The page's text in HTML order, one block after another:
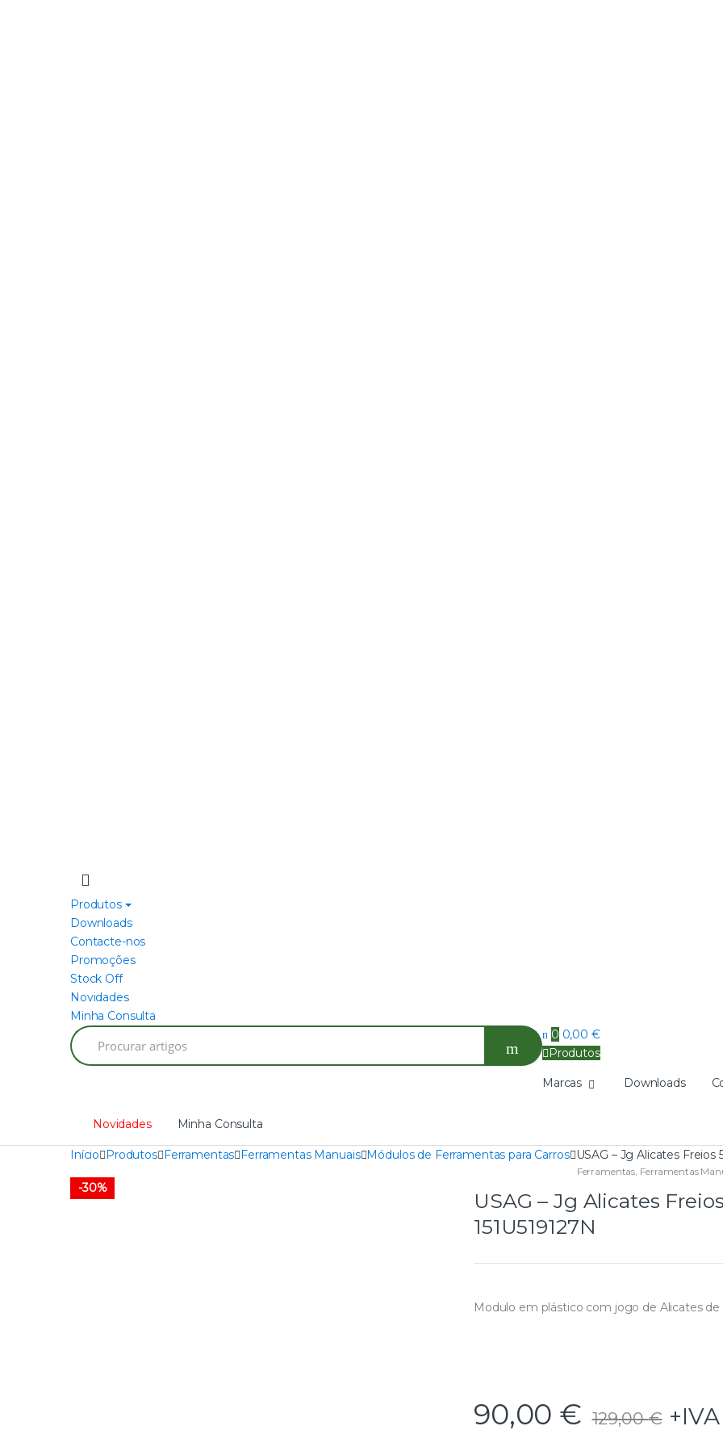
Produtos
Downloads
Contacte-nos
Promoções
Stock Off
Novidades
Minha Consulta
Search
for:
0 0,00 €
Produtos
Marcas Downloads
Novidades Minha Consulta
Início Produtos Ferramentas Ferramentas Manuais Módulos de Ferramentas para Carros USAG – Jg Alicates Freios
-30%
Ferramentas Ferramentas
USAG – Jg Alicates
151U519127N
Modulo em plástico com jogo de Alicates de
90,00 € 129,00€ +IVA